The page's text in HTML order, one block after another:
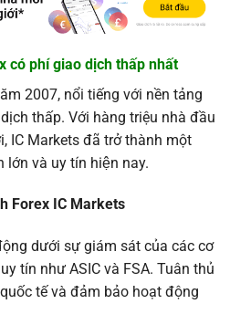
có phí giao dịch thấp nhất
2007, nổi tiếng với nền tảng
thấp. Với hàng triệu nhà đầu
IC Markets đã trở thành một
lớn và uy tín hiện nay.
Forex IC Markets
dưới sự giám sát của các cơ
tín như ASIC và FSA. Tuân thủ
tế và đảm bảo hoạt động